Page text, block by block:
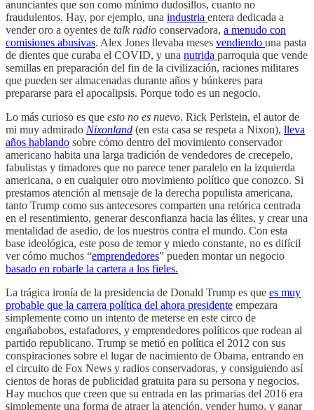
anunciantes que son como mínimo dudosillos, cuanto no
fraudulentos. Hay, por ejemplo, una industria entera dedicada a
vender oro a oyentes de talk radio conservadora, a menudo con
comisiones abusivas. Alex Jones llevaba meses vendiendo una pasta
de dientes que curaba el COVID, y una nutrida parroquia que vende
semillas en preparación del fin de la civilización, raciones militares
que pueden ser almacenadas durante años y búnkeres para
prepararse para el apocalipsis. Porque todo es un negocio.
Lo más curioso es que esto no es nuevo. Rick Perlstein, el autor de
mi muy admirado Nixonland (en esta casa se respeta a Nixon), lleva
años hablando sobre cómo dentro del movimiento conservador
americano habita una larga tradición de vendedores de crecepelo,
fabulistas y timadores que no parece tener paralelo en la izquierda
americana, o en cualquier otro movimiento político que conozco. Si
prestamos atención al mensaje de la derecha populista americana,
tanto Trump como sus antecesores comparten una retórica centrada
en el resentimiento, generar desconfianza hacia las élites, y crear una
mentalidad de asedio, de los nuestros contra el mundo. Con esta
base ideológica, este poso de temor y miedo constante, no es difícil
ver cómo muchos “emprendedores” pueden montar un negocio
basado en robarle la cartera a los fieles.
La trágica ironía de la presidencia de Donald Trump es que es muy
probable que la carrera política del ahora presidente empezara
simplemente como un intento de meterse en este circo de
engañabobos, estafadores, y emprendedores políticos que rodean al
partido republicano. Trump se metió en política el 2012 con sus
conspiraciones sobre el lugar de nacimiento de Obama, entrando en
el circuito de Fox News y radios conservadoras, y consiguiendo así
cientos de horas de publicidad gratuita para su persona y negocios.
Hay muchos que creen que su entrada en las primarias del 2016 era
simplemente una forma de atraer la atención, vender humo, y ganar